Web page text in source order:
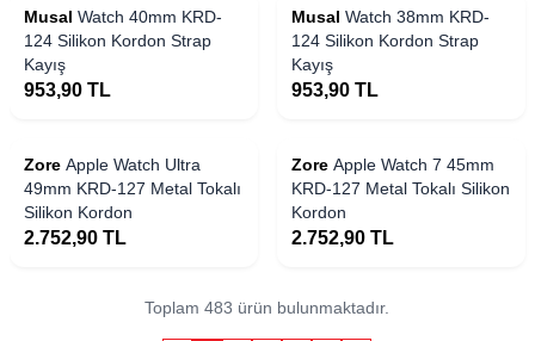
Musal Watch 40mm KRD-
124 Silikon Kordon Strap
Kayış
953,90 TL
Musal Watch 38mm KRD-
124 Silikon Kordon Strap
Kayış
953,90 TL
Zore Apple Watch Ultra
49mm KRD-127 Metal Tokalı
Silikon Kordon
2.752,90 TL
Zore Apple Watch 7 45mm
KRD-127 Metal Tokalı Silikon
Kordon
2.752,90 TL
Toplam 483 ürün bulunmaktadır.